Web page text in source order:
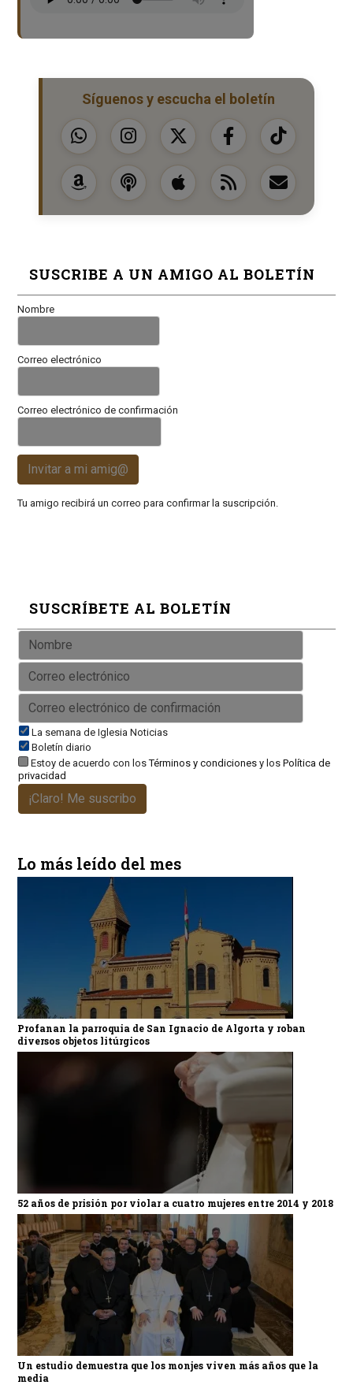
Síguenos y escucha el boletín
SUSCRIBE A UN AMIGO AL BOLETÍN
Nombre
Correo electrónico
Correo electrónico de confirmación
Invitar a mi amig@
Tu amigo recibirá un correo para confirmar la suscripción.
SUSCRÍBETE AL BOLETÍN
La semana de Iglesia Noticias
Boletín diario
Estoy de acuerdo con losTérminos y condicionesy los Política de
privacidad
¡Claro! Me suscribo
Lo más leído del mes
Profanan la parroquia de San Ignacio de Algorta y roban
diversos objetos litúrgicos
52 años de prisión por violar a cuatro mujeres entre 2014 y 2018
Un estudio demuestra que los monjes viven más años que la
media